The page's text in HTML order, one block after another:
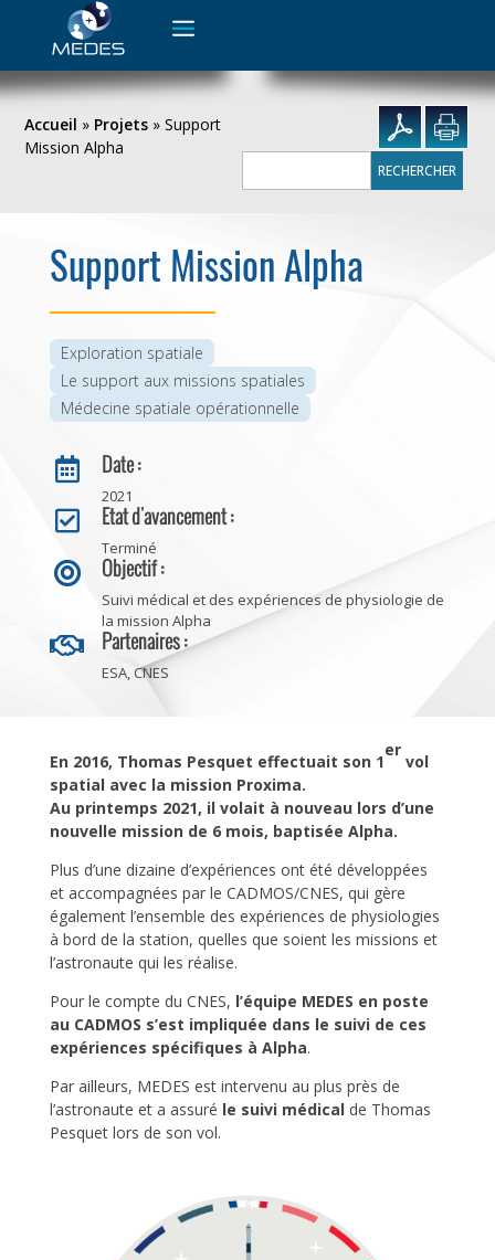
Rechercher :
Accueil » Projets »Support
Mission Alpha
Support Mission Alpha
Exploration spatiale
Le support aux missions spatiales
Médecine spatiale opérationnelle
 Date :
2021
 Etat d'avancement :
Terminé
 Objectif :
Suivi médical et des expériences de physiologie de
la mission Alpha
 Partenaires :
ESA, CNES
En 2016, Thomas Pesquet effectuait son 1
er
vol
spatial avec la mission Proxima.
Au printemps 2021, il volait à nouveau lors d’une
nouvelle mission de 6 mois, baptisée Alpha.
Plus d’une dizaine d’expériences ont été développées
et accompagnées par le CADMOS/CNES, qui gère
également l’ensemble des expériences de physiologies
à bord de la station, quelles que soient les missions et
l’astronaute qui les réalise.
Pour le compte du CNES, l’équipe MEDES en poste
au CADMOS s’est impliquée dans le suivi de ces
expériences spécifiques à Alpha.
Par ailleurs, MEDES est intervenu au plus près de
l’astronaute et a assuré le suivi médical de Thomas
Pesquet lors de son vol.